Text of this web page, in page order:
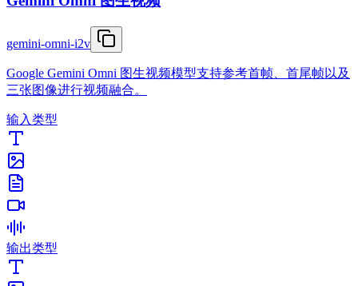
gemini-omni-i2v
Google Gemini Omni 图生视频模型支持参考首帧、首尾帧以及
三张图像进行视频融合。
输入类型
输出类型